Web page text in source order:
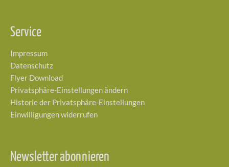
Service
Impressum
Datenschutz
Flyer Download
Privatsphäre-Einstellungen ändern
Historie der Privatsphäre-Einstellungen
Einwilligungen widerrufen
Newsletter abonnieren